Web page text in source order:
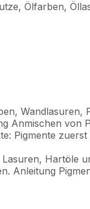
Ölfarben,
Wandlasuren,
Anmischen von
Pigmente
Hartöle
Anleitung